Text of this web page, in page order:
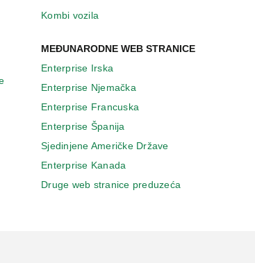
Kombi vozila
MEĐUNARODNE WEB STRANICE
Enterprise Irska
Enterprise Njemačka
Enterprise Francuska
Enterprise Španija
Sjedinjene Američke Države
Enterprise Κanada
Druge web stranice preduzeća